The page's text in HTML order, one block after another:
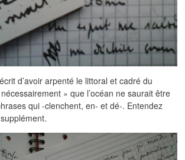
d’avoir arpenté le littoral et cadré du
» que l’océan ne saurait être
qui -clenchent, en- et dé-. Entendez